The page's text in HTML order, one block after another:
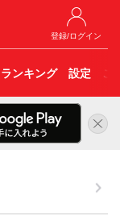
登録/ログイン
ランキング 設定 こ